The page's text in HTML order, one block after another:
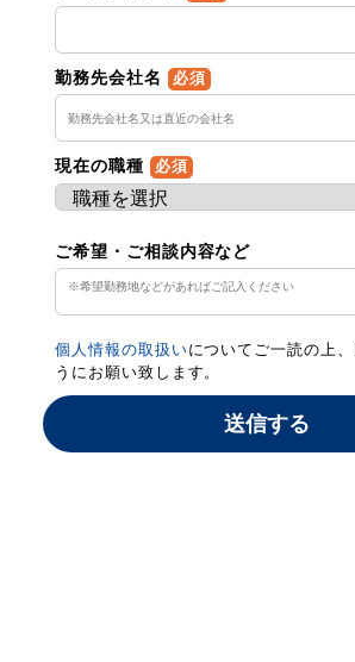
勤務先会社名 必須
現在の職種 必須
ご希望・ご相談内容など
個人情報の取扱いについてご一読の上
うにお願い致します。